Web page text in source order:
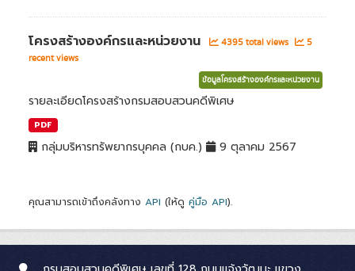
โครงสร้างองค์กรและหน่วยงาน 4395 total views
5
recent views
ข้อมูลโครงสร้างองค์กรและหน่วยงาน
รายละเอียดโครงสร้างกรมสอบสวนคดีพิเศษ
PDF
กลุ่มบริหารทรัพยากรบุคคล (กบค.) 9 ตุลาคม 2567
คุณสามารถเข้าถึงคลังทาง API (ให้ดู คู่มือ API).